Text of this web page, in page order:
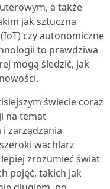
a także
jak sztuczna
czy autonomiczne
to prawdziwa
mogą śledzić, jak
świecie coraz
na temat
zarządzania
wachlarz
zrozumieć świat
pojęć, takich jak